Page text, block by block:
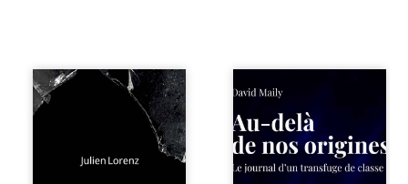
Vingt années
d’écriture, de
blessures,
d’émotions et de
pensées se
rencontrent dans
Né dans un milieu
populaire où la
violence et les
fractures
familiales tenaient
lieu de destin,